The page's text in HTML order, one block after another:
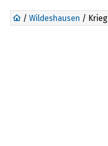
/ Wildeshausen / Krieg